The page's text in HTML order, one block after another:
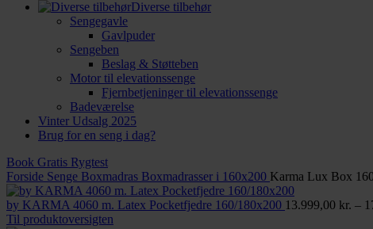
Diverse tilbehør
Sengegavle
Gavlpuder
Sengeben
Beslag & Støtteben
Motor til elevationssenge
Fjernbetjeninger til elevationssenge
Badeværelse
Vinter Udsalg 2025
Brug for en seng i dag?
Book Gratis Rygtest
Forside Senge Boxmadras Boxmadrasser i 160x200 Karma Lux Box
by KARMA 4060 m. Latex Pocketfjedre 160/180x200 13.999,00 kr. –
Til produktoversigten